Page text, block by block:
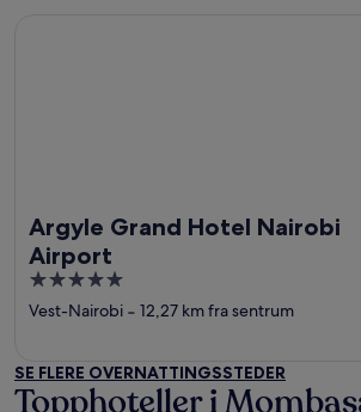
Argyle Grand Hotel Nairobi
Airport
5
out
Vest-Nairobi ‐ 12,27 km fra sentrum
SE FLERE OVERNATTINGSSTEDER
Topphoteller i